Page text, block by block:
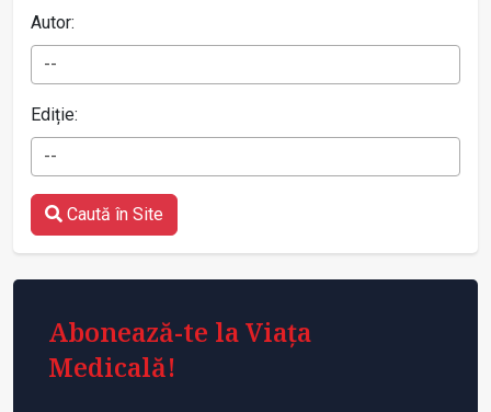
Autor:
--
Ediție:
--
Caută în Site
Abonează-te la Viața
Medicală!